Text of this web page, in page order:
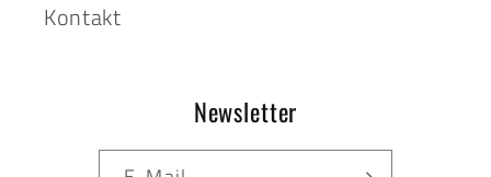
Kontakt
Newsletter